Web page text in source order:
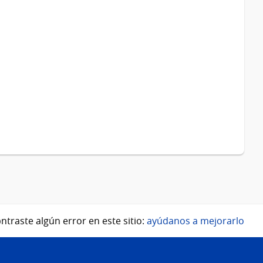
algún error en este sitio: ayúdanos a mejorarlo